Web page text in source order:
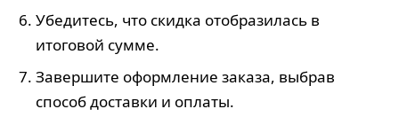
Убедитесь, что скидка отобразилась в
итоговой сумме.
Завершите оформление заказа, выбрав
способ доставки и оплаты.